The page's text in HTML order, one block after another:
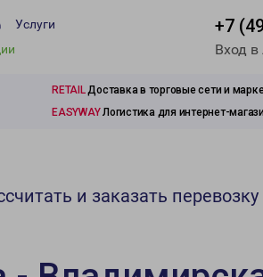
Услуги
+7
Вход
RETAILДоставка в торговые сети и
EASYWAYЛогистика для интернет-
и заказать перевозку